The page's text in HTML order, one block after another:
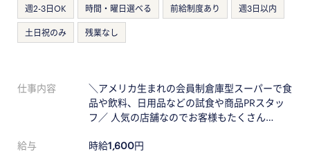
週2-3日OK 時間・曜日選べる 前給制度あり 週3日以内
土日祝のみ 残業なし
仕事内容
＼アメリカ生まれの会員制倉庫型スーパーで食
品や飲料、日用品などの試食や商品PRスタッ
フ／ 人気の店舗なのでお客様もたくさん…
給与 時給1,600円